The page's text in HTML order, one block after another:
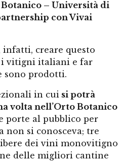
– Università di
con Vivai
creare questo
i vitigni italiani e far
sono prodotti.
in cui si potrà
volta nell’Orto Botanico
porte al pubblico per
non si conosceva; tre
dei vini monovitigno
delle migliori cantine